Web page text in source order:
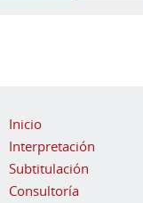
Inicio
Interpretación
Subtitulación
Consultoría